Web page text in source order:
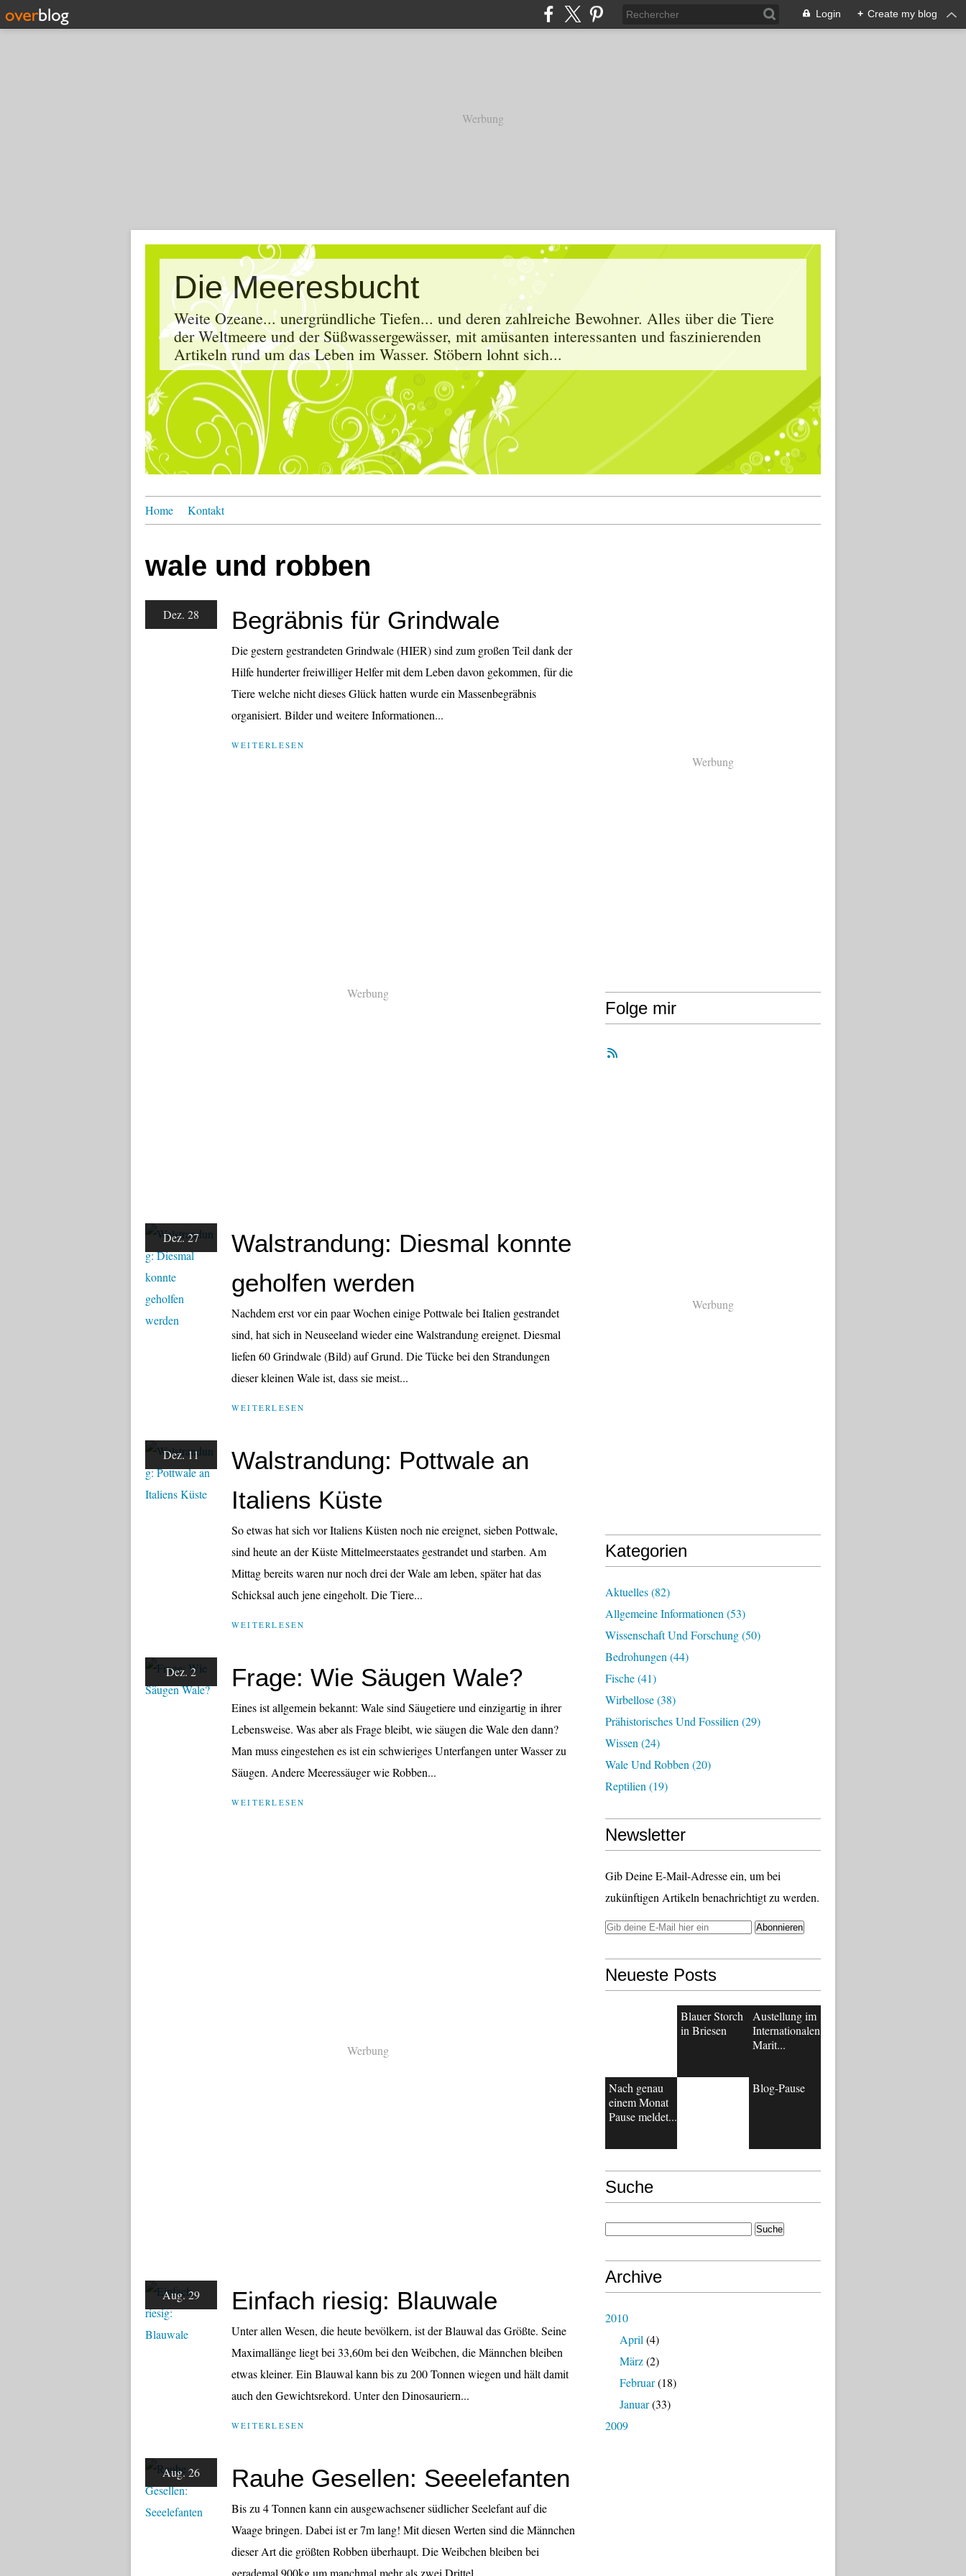
Login + Create my blog
Werbung
Die Meeresbucht
Weite Ozeane... unergründliche Tiefen... und deren zahlreiche Bewohner. Alles über die Tiere
der Weltmeere und der Süßwassergewässer, mit amüsanten interessanten und faszinierenden
Artikeln rund um das Leben im Wasser. Stöbern lohnt sich...
Home Kontakt
wale und robben
Dez. 28 Begräbnis für Grindwale
Die gestern gestrandeten Grindwale (HIER) sind zum großen Teil dank der
Hilfe hunderter freiwilliger Helfer mit dem Leben davon gekommen, für die
Tiere welche nicht dieses Glück hatten wurde ein Massenbegräbnis
organisiert. Bilder und weitere Informationen...
WEITERLESEN
Werbung
Dez. 27
Walstrandung: Diesmal konnte
geholfen werden
Nachdem erst vor ein paar Wochen einige Pottwale bei Italien gestrandet
sind, hat sich in Neuseeland wieder eine Walstrandung ereignet. Diesmal
liefen 60 Grindwale (Bild) auf Grund. Die Tücke bei den Strandungen
dieser kleinen Wale ist, dass sie meist...
WEITERLESEN
Dez. 11
Walstrandung: Pottwale an
Italiens Küste
So etwas hat sich vor Italiens Küsten noch nie ereignet, sieben Pottwale,
sind heute an der Küste Mittelmeerstaates gestrandet und starben. Am
Mittag bereits waren nur noch drei der Wale am leben, später hat das
Schicksal auch jene eingeholt. Die Tiere...
WEITERLESEN
Dez. 2 Frage: Wie Säugen Wale?
Eines ist allgemein bekannt: Wale sind Säugetiere und einzigartig in ihrer
Lebensweise. Was aber als Frage bleibt, wie säugen die Wale den dann?
Man muss eingestehen es ist ein schwieriges Unterfangen unter Wasser zu
Säugen. Andere Meeressäuger wie Robben...
WEITERLESEN
Werbung
Aug. 29 Einfach riesig: Blauwale
Unter allen Wesen, die heute bevölkern, ist der Blauwal das Größte. Seine
Maximallänge liegt bei 33,60m bei den Weibchen, die Männchen bleiben
etwas kleiner. Ein Blauwal kann bis zu 200 Tonnen wiegen und hält damit
auch den Gewichtsrekord. Unter den Dinosauriern...
WEITERLESEN
Aug. 26 Rauhe Gesellen: Seeelefanten
Bis zu 4 Tonnen kann ein ausgewachsener südlicher Seelefant auf die
Waage bringen. Dabei ist er 7m lang! Mit diesen Werten sind die Männchen
dieser Art die größten Robben überhaupt. Die Weibchen bleiben bei
gerademal 900kg um manchmal mehr als zwei Drittel...
Werbung
Folge mir
Werbung
Kategorien
Aktuelles(82)
Allgemeine Informationen (53)
Wissenschaft Und Forschung(50)
Bedrohungen (44)
Fische(41)
Wirbellose(38)
Prähistorisches Und Fossilien (29)
Wissen (24)
Wale Und Robben (20)
Reptilien (19)
Newsletter
Gib Deine E-Mail-Adresse ein, um bei
zukünftigen Artikeln benachrichtigt zu werden.
Neueste Posts
Blauer Storch
in Briesen
Austellung im
Internationalen
Marit...
Nach genau
einem Monat
Pause meldet...
Blog-Pause
Suche
Archive
2010
April (4)
März(2)
Februar(18)
Januar(33)
2009